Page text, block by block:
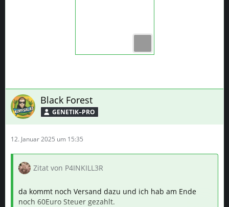
Black Forest
GENETIK–PRO
12. Januar 2025 um 15:35
Zitat von P4INKILL3R
da kommt noch Versand dazu und ich hab am Ende
noch 60Euro Steuer gezahlt.